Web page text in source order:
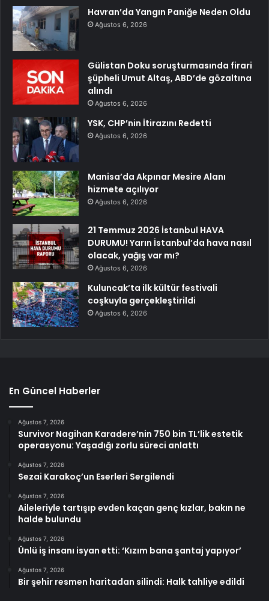
Havran’da Yangın Paniğe Neden Oldu
Ağustos 6, 2026
Gülistan Doku soruşturmasında firari
şüpheli Umut Altaş, ABD’de gözaltına
alındı
Ağustos 6, 2026
YSK, CHP’nin İtirazını Redetti
Ağustos 6, 2026
Manisa’da Akpınar Mesire Alanı
hizmete açılıyor
Ağustos 6, 2026
21 Temmuz 2026 İstanbul HAVA
DURUMU! Yarın İstanbul’da hava nasıl
olacak, yağış var mı?
Ağustos 6, 2026
Kuluncak’ta ilk kültür festivali
coşkuyla gerçekleştirildi
Ağustos 6, 2026
En Güncel Haberler
Ağustos 7, 2026
Survivor Nagihan Karadere’nin 750 bin TL’lik estetik
operasyonu: Yaşadığı zorlu süreci anlattı
Ağustos 7, 2026
Sezai Karakoç’un Eserleri Sergilendi
Ağustos 7, 2026
Aileleriyle tartışıp evden kaçan genç kızlar, bakın ne
halde bulundu
Ağustos 7, 2026
Ünlü iş insanı isyan etti: ‘Kızım bana şantaj yapıyor’
Ağustos 7, 2026
Bir şehir resmen haritadan silindi: Halk tahliye edildi